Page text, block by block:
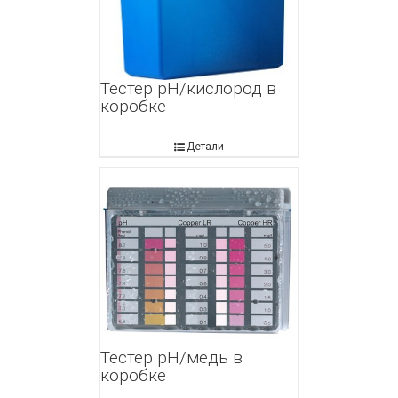
Тестер рН/кислород в
коробке
Детали
Тестер рН/медь в
коробке